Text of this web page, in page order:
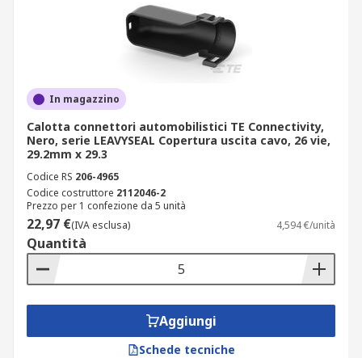
In magazzino
Calotta connettori automobilistici TE Connectivity,
Nero, serie LEAVYSEAL Copertura uscita cavo, 26 vie,
29.2mm x 29.3
Codice RS 206-4965
Codice costruttore 2112046-2
Prezzo per 1 confezione da 5 unità
22,97 €(IVA esclusa) 4,594 €/unità
Quantità
Aggiungi
Schede tecniche